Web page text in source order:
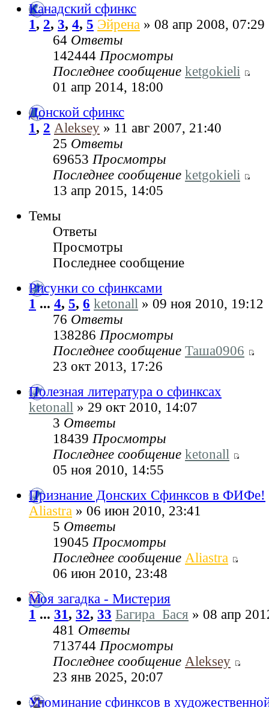
Канадский сфинкс
1, 2, 3, 4, 5 Эйрена » 08 апр 2008, 07:29
64 Ответы
142444 Просмотры
Последнее сообщение ketgokieli
01 апр 2014, 18:00
Донской сфинкс
1, 2 Aleksey » 11 авг 2007, 21:40
25 Ответы
69653 Просмотры
Последнее сообщение ketgokieli
13 апр 2015, 14:05
Темы
Ответы
Просмотры
Последнее сообщение
Рисунки со сфинксами
1 ... 4, 5, 6 ketonall » 09 ноя 2010, 19:12
76 Ответы
138286 Просмотры
Последнее сообщение Таша0906
23 окт 2013, 17:26
Полезная литература о сфинксах
ketonall » 29 окт 2010, 14:07
3 Ответы
18439 Просмотры
Последнее сообщение ketonall
05 ноя 2010, 14:55
Признание Донских Сфинксов в ФИФе!
Aliastra » 06 июн 2010, 23:41
5 Ответы
19045 Просмотры
Последнее сообщение Aliastra
06 июн 2010, 23:48
Моя загадка - Мистерия
1 ... 31, 32, 33 Багира_Бася » 08 апр
481 Ответы
713744 Просмотры
Последнее сообщение Aleksey
23 янв 2025, 20:07
Упоминание сфинксов в